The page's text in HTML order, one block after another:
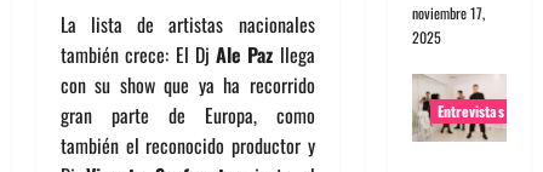
La lista de artistas nacionales
también crece: El DjAle Paz llega
con su show que ya ha recorrido
gran parte de Europa, como
también el reconocido productor y
noviembre 17,
2025
Entrevistas